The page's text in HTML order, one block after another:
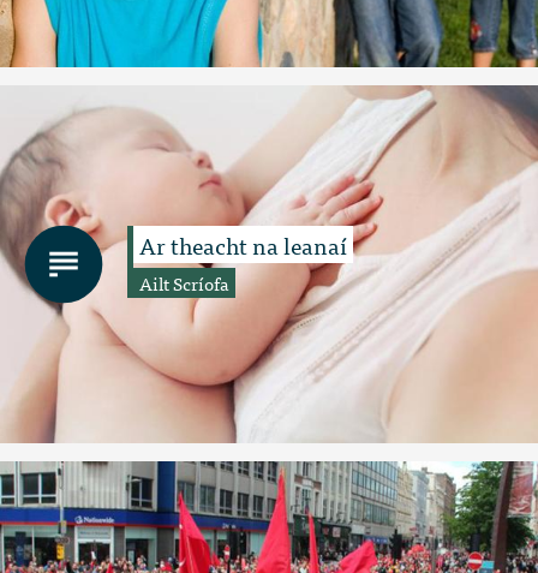
Ar theacht na leanaí
Ailt Scríofa